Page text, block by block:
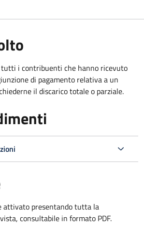
i contribuenti che hanno ricevuto
di pagamento relativa a un
il discarico totale o parziale.
attivato presentando tutta la
consultabile in formato PDF.